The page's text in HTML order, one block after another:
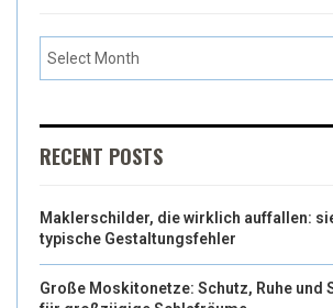
RECENT POSTS
Maklerschilder, die wirklich auffallen:
typische Gestaltungsfehler
Große Moskitonetze: Schutz, Ruhe und